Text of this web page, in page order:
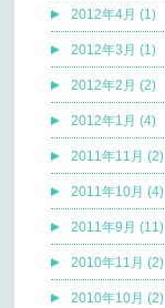
2012年4月 (1)
2012年3月 (1)
2012年2月 (2)
2012年1月 (4)
2011年11月 (2)
2011年10月 (4)
2011年9月 (11)
2010年11月 (2)
2010年10月 (2)